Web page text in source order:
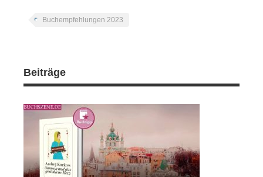
Buchempfehlungen 2023
Beiträge